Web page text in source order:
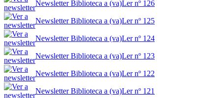
Newsletter Biblioteca a (va)Ler nº 126
Newsletter Biblioteca a (va)Ler nº 125
Newsletter Biblioteca a (va)Ler nº 124
Newsletter Biblioteca a (va)Ler nº 123
Newsletter Biblioteca a (va)Ler nº 122
Newsletter Biblioteca a (va)Ler nº 121